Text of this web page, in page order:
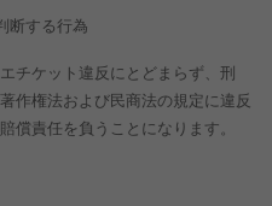
断する行為
チケット違反にとどまらず、刑
作権法および民商法の規定に違反
償責任を負うことになります。